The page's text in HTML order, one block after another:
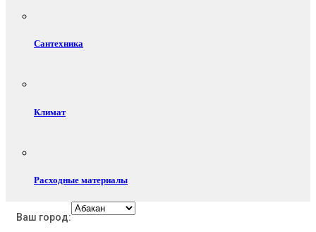
Сантехника
Климат
Расходные материалы
Ваш город: